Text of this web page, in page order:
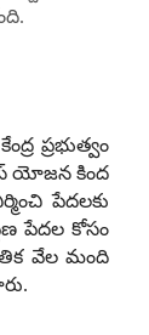
ప్రభుత్వం
యోజన కింద
పేదలకు
పేదల కోసం
వేల మంది